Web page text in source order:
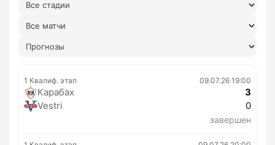
1 Квалиф. этап 09.07.26 19:00
Карабах
3
Vestri
0
завершен